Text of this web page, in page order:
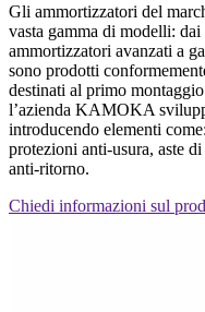
Gli ammortizzatori del
vasta gamma di modelli:
ammortizzatori avanzati a
sono prodotti
destinati al primo
l’azienda KAMOKA
introducendo elementi
protezioni anti-usura, aste
anti-ritorno.
Chiedi informazioni sul